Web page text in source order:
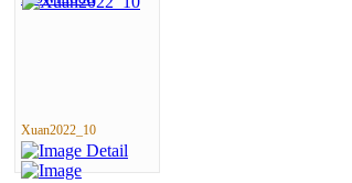
Xuan2022_10